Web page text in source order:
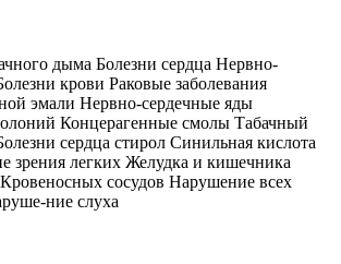
дыма Болезни сердца Нервно-
крови Раковые заболевания
эмали Нервно-сердечные яды
Концерагенные смолы Табачный
сердца стирол Синильная кислота
зрения легких Желудка и кишечника
сосудов Нарушение всех
ние слуха